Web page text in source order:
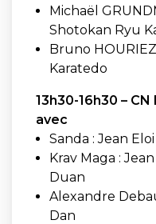
Michaël
Shotokan Ryu
Bruno
Karatedo
13h30-16h30 –
avec
Sanda : Jean
Krav Maga :
Duan
Alexandre
Dan